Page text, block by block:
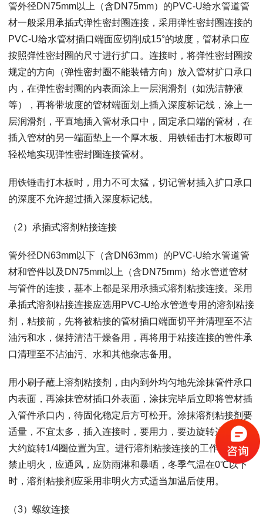
管外径DN75mm以上（含DN75mm）的PVC-U给水管道管
材一般采用承插式弹性密封圈连接，采用弹性密封圈连接的
PVC-U给水管材插口端面应切削成15°的坡度，管材承口应
按照弹性密封圈的尺寸进行扩口。连接时，将弹性密封圈按
规定的方向（弹性密封圈不能装错方向）放入管材扩口承口
内，在弹性密封圈的内表面涂上一层润滑剂（如洗洁静液
等），再将带坡度的管材端面划上插入深度标记线，涂上一
层润滑剂，平直地插入管材承口中，固定承口端的管材，在
插入管材的另一端面垫上一个厚木板、用铁锤击打木板即可
轻松地实现弹性密封圈连接管材。
用铁锤击打木板时，用力不可太猛，切记管材插入扩口承口
的深度不允许超过插入深度标记线。
（2）承插式溶剂粘接连接
管外径DN63mm以下（含DN63mm）的PVC-U给水管道管
材和管件以及DN75mm以上（含DN75mm）给水管道管材
与管件的连接，基本上都是采用承插式溶剂粘接连接。采用
承插式溶剂粘接连接应选用PVC-U给水管道专用的溶剂粘接
剂，粘接前，先将被粘接的管材插口端面切平并清理至不沾
油污和水，保持清洁干燥备用，再将用于粘接连接的管件承
口清理至不沾油污、水和其他杂志备用。
用小刷子蘸上溶剂粘接剂，由内到外均匀地先涂抹管件承口
内表面，再涂抹管材插口外表面，涂抹完毕后立即将管材插
入管件承口内，待固化稳定后方可松开。涂抹溶剂粘接剂要
适量，不宜太多，插入连接时，要用力，要边旋转边插入，
大约旋转1/4圈位置为宜。进行溶剂粘接连接的工作场所应
禁止明火，应通风，应防雨淋和暴晒，冬季气温在0℃以下
时，溶剂粘接剂应采用非明火方式适当加温后使用。
（3）螺纹连接